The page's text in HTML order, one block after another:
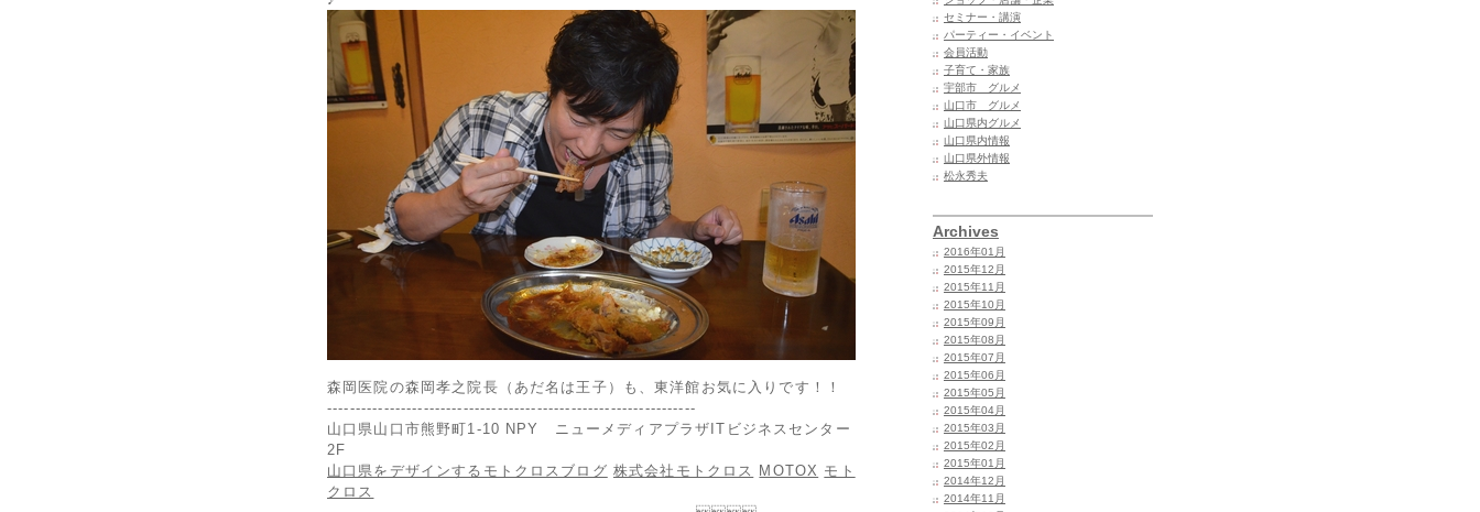
森岡医院の森岡孝之院長（あだ名は王子）も、東洋館お気に入りです！！
-----------------------------------------------------------------
山口県山口市熊野町1-10 NPY ニューメディアプラザITビジネスセンター
2F
山口県をデザインするモトクロスブログ 株式会社モトクロス MOTOX モト
クロス
セミナー・講演
パーティー・イベント
会員活動
子育て・家族
宇部市 グルメ
山口市 グルメ
山口県内グルメ
山口県内情報
山口県外情報
松永秀夫
Archives
2016年01月
2015年12月
2015年11月
2015年10月
2015年09月
2015年08月
2015年07月
2015年06月
2015年05月
2015年04月
2015年03月
2015年02月
2015年01月
2014年12月
2014年11月